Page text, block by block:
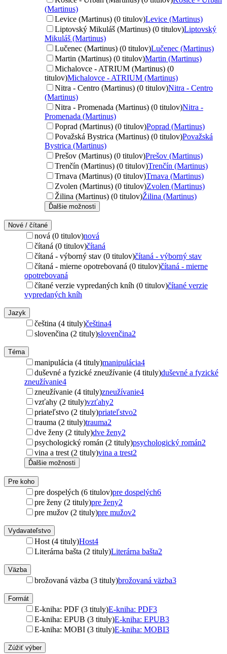
(Martinus)
Levice (Martinus) (0 titulov)Levice (Martinus)
Liptovský Mikuláš (Martinus) (0 titulov)Liptovský
Mikuláš (Martinus)
Lučenec (Martinus) (0 titulov)Lučenec (Martinus)
Martin (Martinus) (0 titulov)Martin (Martinus)
Michalovce - ATRIUM (Martinus) (0
titulov)Michalovce - ATRIUM (Martinus)
Nitra - Centro (Martinus) (0 titulov)Nitra - Centro
(Martinus)
Nitra - Promenada (Martinus) (0 titulov)Nitra -
Promenada (Martinus)
Poprad (Martinus) (0 titulov)Poprad (Martinus)
Považská Bystrica (Martinus) (0 titulov)Považská
Bystrica (Martinus)
Prešov (Martinus) (0 titulov)Prešov (Martinus)
Trenčín (Martinus) (0 titulov)Trenčín (Martinus)
Trnava (Martinus) (0 titulov)Trnava (Martinus)
Zvolen (Martinus) (0 titulov)Zvolen (Martinus)
Žilina (Martinus) (0 titulov)Žilina (Martinus)
Ďalšie možnosti
Nové / čítané
nová (0 titulov)nová
čítaná (0 titulov)čítaná
čítaná - výborný stav (0 titulov)čítaná - výborný stav
čítaná - mierne opotrebovaná (0 titulov)čítaná - mierne
opotrebovaná
čítané verzie vypredaných kníh (0 titulov)čítané verzie
vypredaných kníh
Jazyk
čeština (4 tituly)čeština4
slovenčina (2 tituly)slovenčina2
Téma
manipulácia (4 tituly)manipulácia4
duševné a fyzické zneužívanie (4 tituly)duševné a fyzické
zneužívanie4
zneužívanie (4 tituly)zneužívanie4
vzťahy (2 tituly)vzťahy2
priateľstvo (2 tituly)priateľstvo2
trauma (2 tituly)trauma2
dve ženy (2 tituly)dve ženy2
psychologický román (2 tituly)psychologický román2
vina a trest (2 tituly)vina a trest2
Ďalšie možnosti
Pre koho
pre dospelých (6 titulov)pre dospelých6
pre ženy (2 tituly)pre ženy2
pre mužov (2 tituly)pre mužov2
Vydavateľstvo
Host (4 tituly)Host4
Literárna bašta (2 tituly)Literárna bašta2
Väzba
brožovaná väzba (3 tituly)brožovaná väzba3
Formát
E-kniha: PDF (3 tituly)E-kniha: PDF3
E-kniha: EPUB (3 tituly)E-kniha: EPUB3
E-kniha: MOBI (3 tituly)E-kniha: MOBI3
Zúžiť výber